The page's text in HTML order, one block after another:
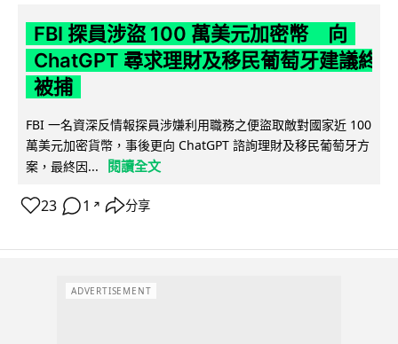
FBI 探員涉盜 100 萬美元加密幣 向
ChatGPT 尋求理財及移民葡萄牙建議終
被捕
FBI 一名資深反情報探員涉嫌利用職務之便盜取敵對國家近 100
萬美元加密貨幣，事後更向 ChatGPT 諮詢理財及移民葡萄牙方
案，最終因...
閱讀全文
23 1 ↗ 分享
ADVERTISEMENT